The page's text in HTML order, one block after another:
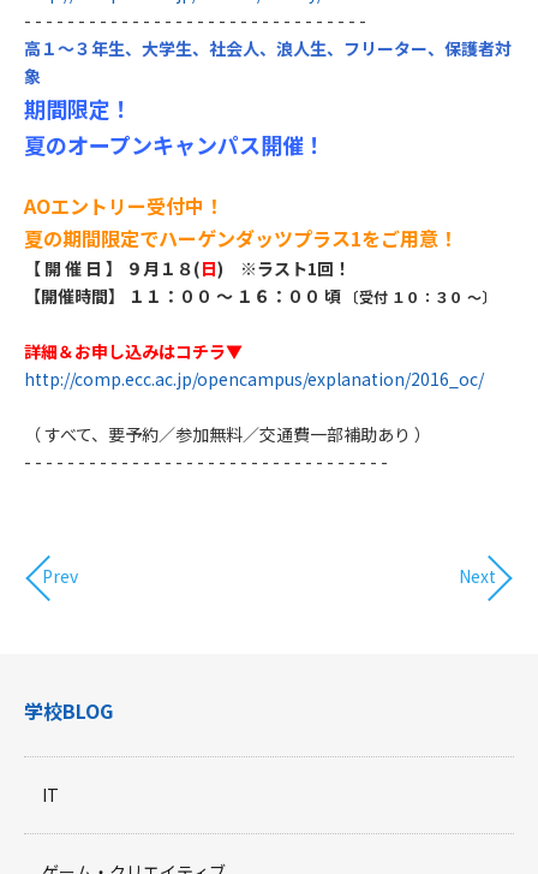
- - - - - - - - - - - - - - - - - - - - - - - - - - - - - - - -
高１～３年生、大学生、社会人、浪人生、フリーター、保護者対
象
期間限定！
夏のオープンキャンパス開催！
AOエントリー受付中！
夏の期間限定でハーゲンダッツプラス1をご用意！
【 開 催 日 】 ９月１８(日) ※ラスト1回！
【開催時間】 １１：００ ～ １６：００ 頃
〔受付 １０：３０ ～〕
詳細＆お申し込みはコチラ▼
http://comp.ecc.ac.jp/opencampus/explanation/2016_oc/
（ すべて、要予約／参加無料／交通費一部補助あり ）
​- - - - - - - - - - - - - - - - - - - - - - - - - - - - - - - - - -
Prev Next
学校BLOG
IT